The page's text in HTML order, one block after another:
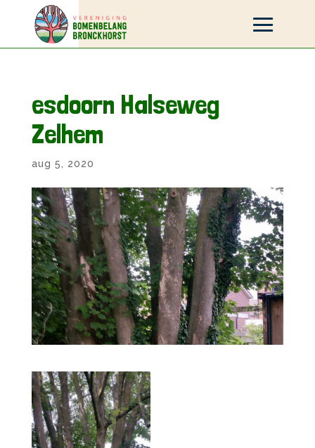
esdoorn Halseweg
Zelhem
aug 5, 2020